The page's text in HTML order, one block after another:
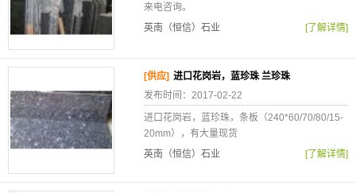
来电咨询。
英南（恒信）石业
[了解详情]
[供应] 进口花岗岩，蓝珍珠 兰珍珠
发布时间：2017-02-22
进口花岗岩，蓝珍珠，条板（240*60/70/80/15-
20mm），有大量现货
英南（恒信）石业
[了解详情]